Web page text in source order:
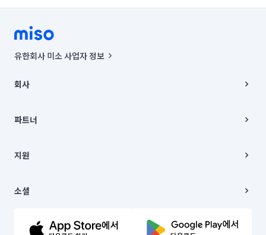
유한회사 미소 사업자 정보
00019 |
주소 | 본사: 서울특별시 종로구 율곡로 6(중학동, 트윈트리빌딩) B동 5층
컨택센터 : 서울특별시 종로구 수송동 율곡로 24, 7층, 8층 미소
상품, 상품정보, 거래에 관한 의무와 책임은 거래당사자에게 있습니다.
언론 보도 관련 문의:
© 유한회사 미소. Miso, Inc. All Rights Reserved.
회사
채용
파트너
이사
지원
이용약관
문의하기
소셜
유튜브